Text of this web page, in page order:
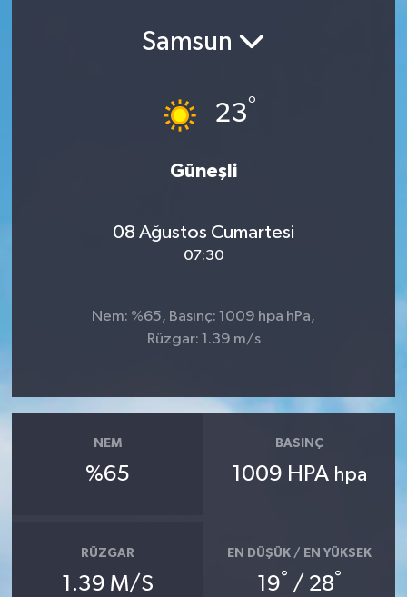
Samsun
23°
Güneşli
08 Ağustos Cumartesi
07:30
Nem: %65, Basınç: 1009 hpa hPa,
Rüzgar: 1.39 m/s
NEM
%65
BASINÇ
1009 HPA hpa
RÜZGAR
1.39 M/S
EN DÜŞÜK / EN YÜKSEK
19° / 28°